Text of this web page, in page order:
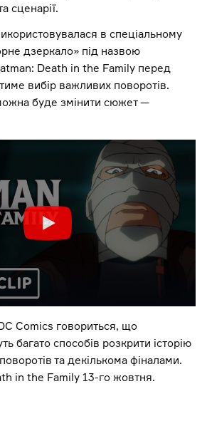
сценарії.
в спеціальному
дзеркало» під назвою
Death in the Family перед
вибір важливих поворотів.
буде змінити сюжет —
Comics говориться, що
багато способів розкрити історію
та декількома фіналами.
in the Family 13-го жовтня.